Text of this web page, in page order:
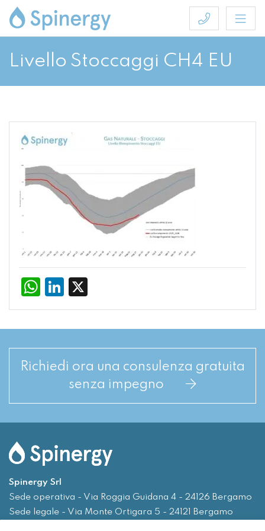
Livello Stoccaggi CH4 EU
WhatsApp
LinkedIn
Richiedi ora una consulenza gratuita
senza impegno
Spinergy Srl
Sede operativa - Via Roggia Guidana 4 - 24126 Bergamo
Sede legale - Via Monte Ortigara 5 - 24121 Bergamo